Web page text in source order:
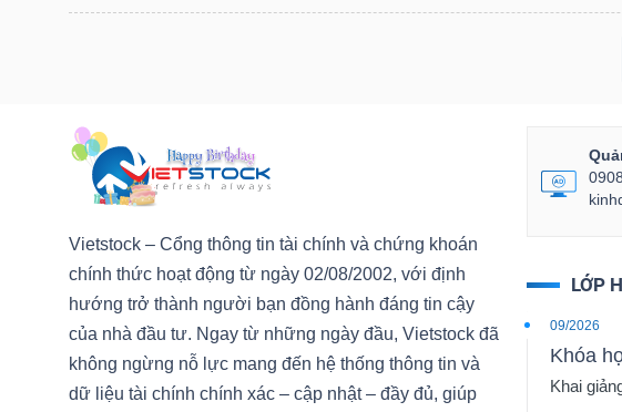
Vietstock – Cổng thông tin tài chính và chứng khoán
chính thức hoạt động từ ngày 02/08/2002, với định
hướng trở thành người bạn đồng hành đáng tin cậy
của nhà đầu tư. Ngay từ những ngày đầu, Vietstock đã
không ngừng nỗ lực mang đến hệ thống thông tin và
dữ liệu tài chính chính xác – cập nhật – đầy đủ, giúp
LỚP
09/2026
Khóa
Khai
LƯỢNG
NGUYÊN